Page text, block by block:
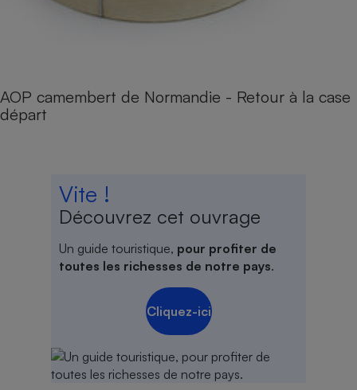
AOP camembert de Normandie - Retour à la case
départ
Vite !
Découvrez cet ouvrage
Un guide touristique, pour profiter de
toutes les richesses de notre pays.
Cliquez-ici